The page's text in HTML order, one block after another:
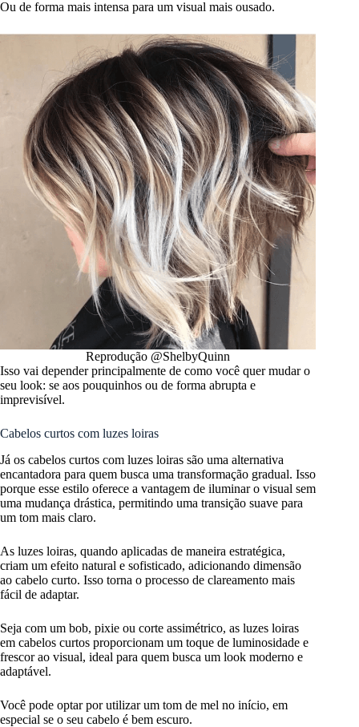
Ou de forma mais intensa para um visual mais ousado.
Reprodução @ShelbyQuinn
Isso vai depender principalmente de como você quer mudar o
seu look: se aos pouquinhos ou de forma abrupta e
imprevisível.
Cabelos curtos com luzes loiras
Já os cabelos curtos com luzes loiras são uma alternativa
encantadora para quem busca uma transformação gradual. Isso
porque esse estilo oferece a vantagem de iluminar o visual sem
uma mudança drástica, permitindo uma transição suave para
um tom mais claro.
As luzes loiras, quando aplicadas de maneira estratégica,
criam um efeito natural e sofisticado, adicionando dimensão
ao cabelo curto. Isso torna o processo de clareamento mais
fácil de adaptar.
Seja com um bob, pixie ou corte assimétrico, as luzes loiras
em cabelos curtos proporcionam um toque de luminosidade e
frescor ao visual, ideal para quem busca um look moderno e
adaptável.
Você pode optar por utilizar um tom de mel no início, em
especial se o seu cabelo é bem escuro.